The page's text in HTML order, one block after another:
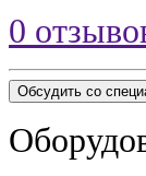
0
Обсудить со